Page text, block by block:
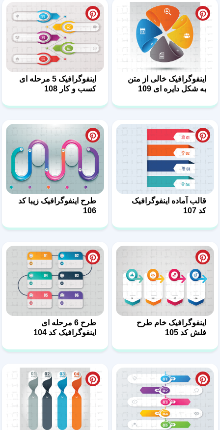
اینفوگرافیک خالی از متن
به شکل دایره ای 109
اینفوگرافیک 5 مرحله ای
کسب و کار 108
قالب آماده اینفوگرافیک
کد 107
طرح اینفوگرافیک زیبا کد
106
اینفوگرافیک خام طرح
فلش کد 105
طرح 6 مرحله ای
اینفوگرافیک کد 104